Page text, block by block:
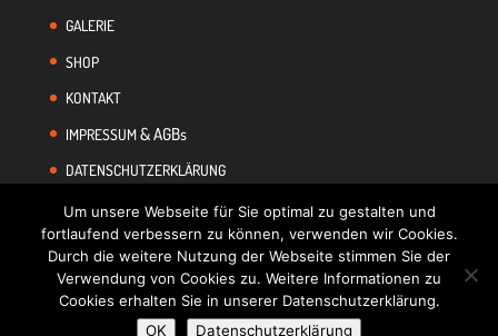
GALE­RIE
SHOP
KON­TAKT
IMPRES­SUM& AGBs
DATEN­SCHUTZ­ER­KLÄ­RUNG
Um unsere Webseite für Sie optimal zu gestalten und
fortlaufend verbessern zu können, verwenden wir Cookies.
Durch die weitere Nutzung der Webseite stimmen Sie der
Verwendung von Cookies zu. Weitere Informationen zu
Cookies erhalten Sie in unserer Datenschutzerklärung.
OK
Datenschutzerklärung